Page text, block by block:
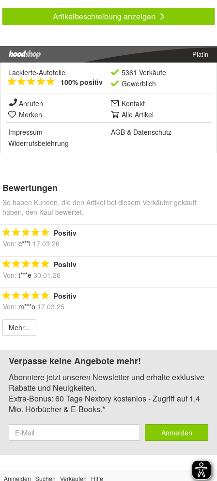
Artikelbeschreibung anzeigen
Platin
Lackierte-Autoteile
100% positiv
5361 Verkäufe
Gewerblich
Anrufen
Kontakt
Merken
Alle Artikel
Impressum
AGB & Datenschutz
Widerrufsbelehrung
Bewertungen
So haben Kunden, die den Artikel bei diesem Verkäufer gekauft
haben, den Kauf bewertet.
Positiv
Von: c***i 17.03.26
Positiv
Von: t***e 30.01.26
Positiv
Von: m***o 17.03.25
Mehr...
Verpasse keine Angebote mehr!
Abonniere jetzt unseren Newsletter und erhalte exklusive
Rabatte und Neuigkeiten.
Extra-Bonus: 60 Tage Nextory kostenlos - Zugriff auf 1,4
Mio. Hörbücher & E-Books.*
Anmelden
Anmelden Suchen Verkaufen Hilfe